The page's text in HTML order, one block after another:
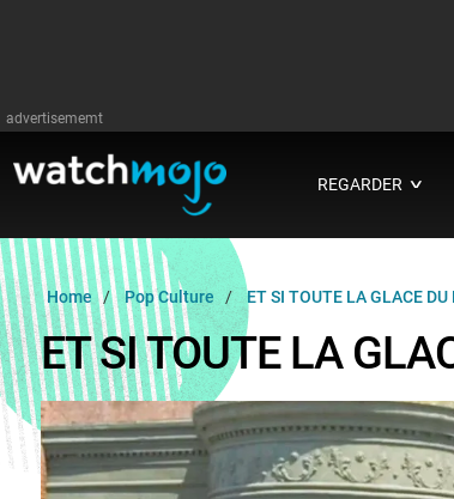
advertisememt
REGARDER ∨
Home Pop Culture ET SI TOUTE LA GLACE
ET SI TOUTE LA